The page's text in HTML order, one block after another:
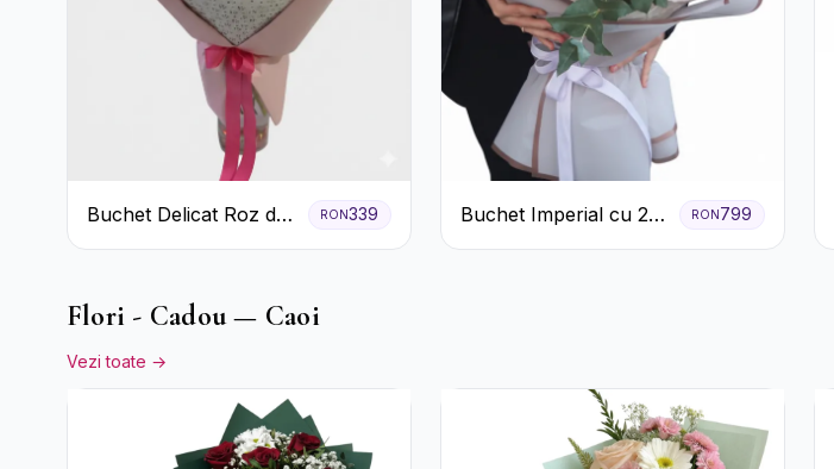
Buchet Delicat Roz de
primăvară
RON339
Buchet Imperial cu 25
Trandafiri
RON799
Flori - Cadou — Caoi
Vezi toate →